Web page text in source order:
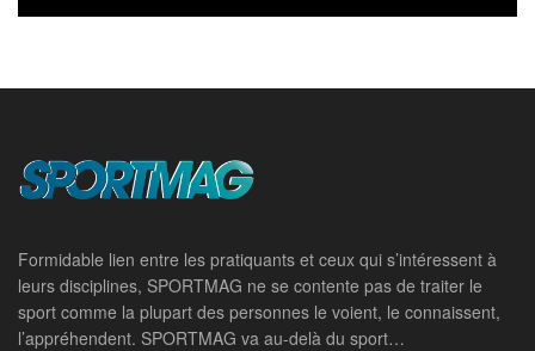
Formidable lien entre les pratiquants et ceux qui s’intéressent à
leurs disciplines, SPORTMAG ne se contente pas de traiter le
sport comme la plupart des personnes le voient, le connaissent,
l’appréhendent. SPORTMAG va au-delà du sport…